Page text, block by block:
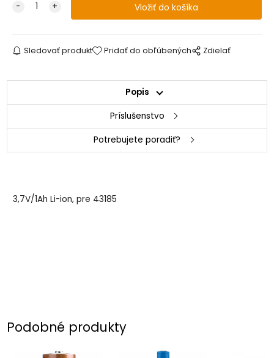
Sledovať produkt Pridať do obľúbených Zdielať
Popis
Príslušenstvo
Potrebujete poradiť?
3,7V/1Ah Li-ion, pre 43185
Podobné produkty